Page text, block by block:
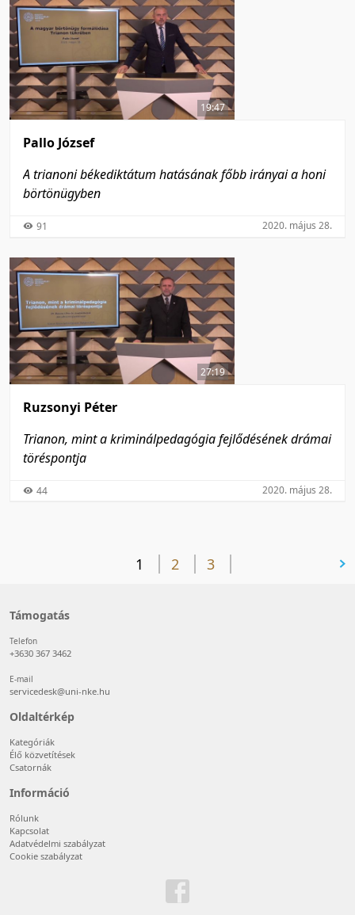
19:47
Pallo József
A trianoni békediktátum hatásának főbb irányai a honi
börtönügyben
91 2020. május 28.
27:19
Ruzsonyi Péter
Trianon, mint a kriminálpedagógia fejlődésének drámai
töréspontja
44 2020. május 28.
1 2 3
Támogatás
Telefon
+3630 367 3462
E-mail
servicedesk@uni-nke.hu
Oldaltérkép
Kategóriák
Élő közvetítések
Csatornák
Információ
Rólunk
Kapcsolat
Adatvédelmi szabályzat
Cookie szabályzat